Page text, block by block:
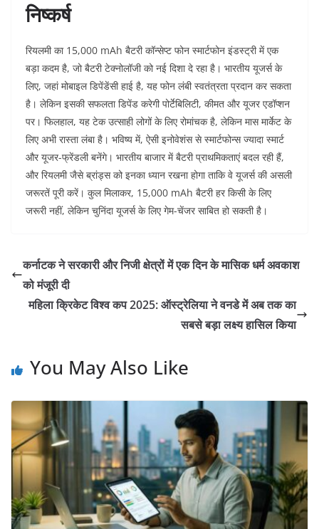
निष्कर्ष
रियलमी का 15,000 mAh बैटरी कॉन्सेप्ट फोन स्मार्टफोन इंडस्ट्री में एक
बड़ा कदम है, जो बैटरी टेक्नोलॉजी को नई दिशा दे रहा है। भारतीय यूजर्स के
लिए, जहां मोबाइल डिपेंडेंसी हाई है, यह फोन लंबी स्वतंत्रता प्रदान कर सकता
है। लेकिन इसकी सफलता डिपेंड करेगी पोर्टेबिलिटी, कीमत और यूजर एडॉप्शन
पर। फिलहाल, यह टेक उत्साही लोगों के लिए रोमांचक है, लेकिन मास मार्केट के
लिए अभी रास्ता लंबा है। भविष्य में, ऐसी इनोवेशंस से स्मार्टफोन्स ज्यादा स्मार्ट
और यूजर-फ्रेंडली बनेंगे। भारतीय बाजार में बैटरी प्राथमिकताएं बदल रही हैं,
और रियलमी जैसे ब्रांड्स को इनका ध्यान रखना होगा ताकि वे यूजर्स की असली
जरूरतें पूरी करें। कुल मिलाकर, 15,000 mAh बैटरी हर किसी के लिए
जरूरी नहीं, लेकिन चुनिंदा यूजर्स के लिए गेम-चेंजर साबित हो सकती है।
कर्नाटक ने सरकारी और निजी क्षेत्रों में एक दिन के मासिक धर्म अवकाश
को मंजूरी दी
महिला क्रिकेट विश्व कप 2025: ऑस्ट्रेलिया ने वनडे में अब तक का
सबसे बड़ा लक्ष्य हासिल किया
You May Also Like